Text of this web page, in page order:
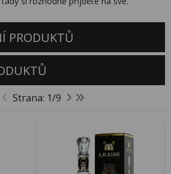
PRODUKTŮ
Strana: 1/9